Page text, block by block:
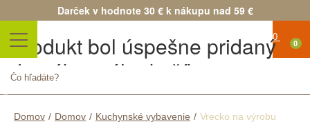
Darček v hodnote 30 € k nákupu nad 59 €
0
Produkt bol úspešne pridaný
do nákupného košíka
Pokračovať v nákupePokračovať v objednávke
Domov / Domov / Kuchynské vybavenie / Vrecko na výrobu